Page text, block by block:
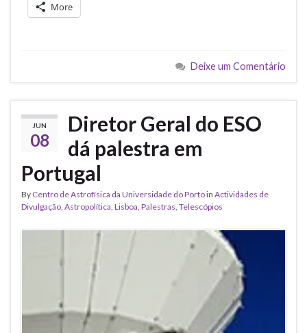
More
Deixe um Comentário
JUN
08
Diretor Geral do ESO
dá palestra em
Portugal
By Centro de Astrofísica da Universidade do Portoin Actividades de
Divulgação, Astropolítica, Lisboa, Palestras, Telescópios